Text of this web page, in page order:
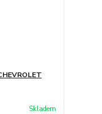
Skladem